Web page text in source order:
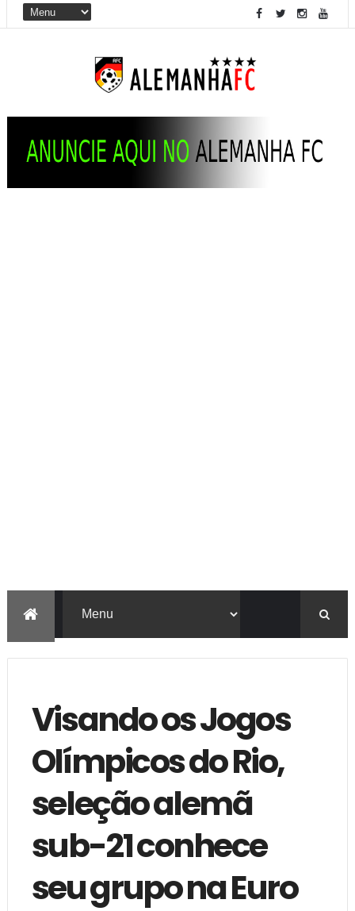
Visando os Jogos
Olímpicos do Rio,
seleção alemã
sub-21 conhece
seu grupo na Euro